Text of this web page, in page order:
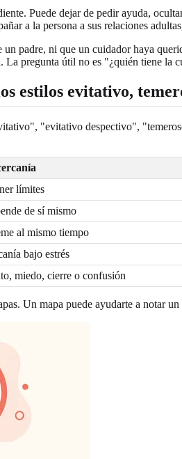
Puede dejar de pedir ayuda,
a la persona a sus relaciones
padre, ni que un cuidador haya
pregunta útil no es "¿quién tiene la
estilos evitativo,
"evitativo despectivo",
límites
de sí mismo
al mismo tiempo
bajo estrés
miedo, cierre o confusión
Un mapa puede ayudarte a notar